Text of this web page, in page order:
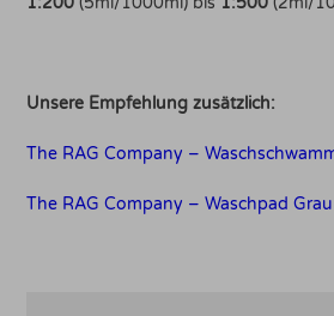
Unsere Empfehlung zusätzlich:
The RAG Company –
The RAG Company – Waschpad Grau